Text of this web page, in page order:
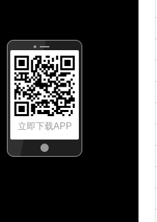
立即下载APP